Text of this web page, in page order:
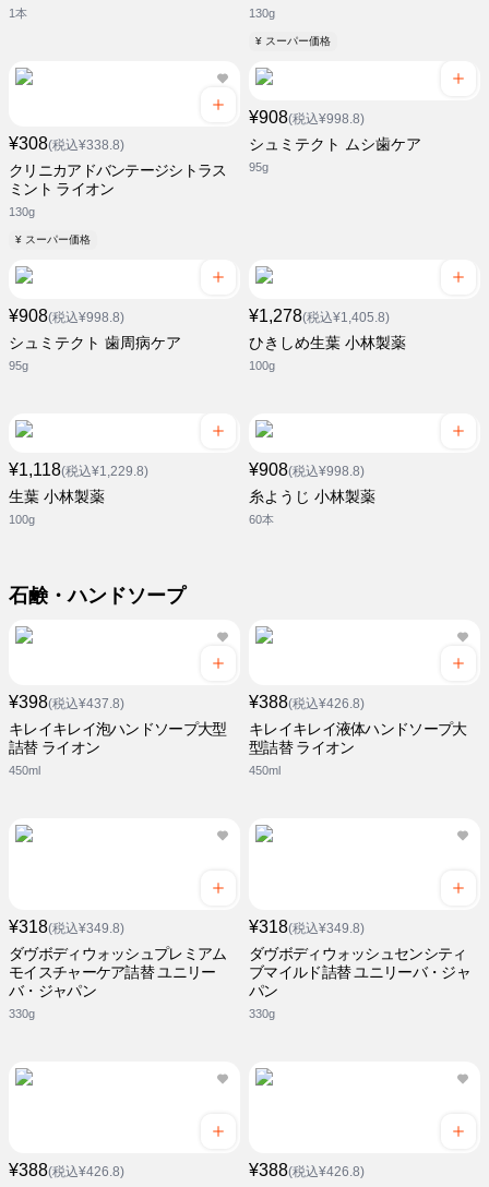
1本 130g
¥ スーパー価格
¥308(税込¥338.8)
クリニカアドバンテージシトラス
ミント ライオン
130g
¥ スーパー価格
¥908(税込¥998.8)
シュミテクト ムシ歯ケア
95g
¥908(税込¥998.8)
シュミテクト 歯周病ケア
95g
¥1,278(税込¥1,405.8)
ひきしめ生葉 小林製薬
100g
¥1,118(税込¥1,229.8)
生葉 小林製薬
100g
¥908(税込¥998.8)
糸ようじ 小林製薬
60本
石鹸・ハンドソープ
¥398(税込¥437.8)
キレイキレイ泡ハンドソープ大型
詰替 ライオン
450ml
¥388(税込¥426.8)
キレイキレイ液体ハンドソープ大
型詰替 ライオン
450ml
¥318(税込¥349.8)
ダヴボディウォッシュプレミアム
モイスチャーケア詰替 ユニリー
バ・ジャパン
330g
¥318(税込¥349.8)
ダヴボディウォッシュセンシティ
ブマイルド詰替 ユニリーバ・ジャ
パン
330g
¥388(税込¥426.8) ¥388(税込¥426.8)